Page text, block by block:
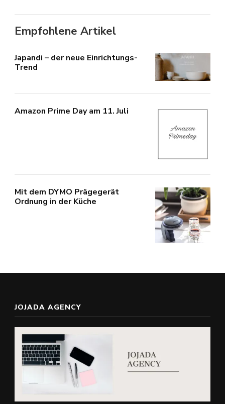
Empfohlene Artikel
Japandi – der neue Einrichtungs-
Trend
Amazon Prime Day am 11. Juli
Mit dem DYMO Prägegerät
Ordnung in der Küche
JOJADA AGENCY